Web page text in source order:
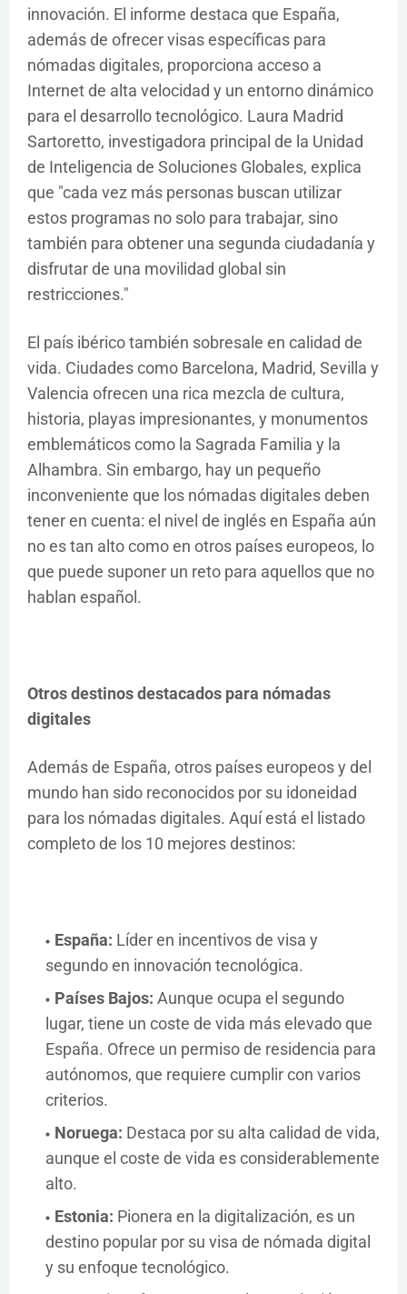
innovación. El informe destaca que España,
además de ofrecer visas específicas para
nómadas digitales, proporciona acceso a
Internet de alta velocidad y un entorno dinámico
para el desarrollo tecnológico. Laura Madrid
Sartoretto, investigadora principal de la Unidad
de Inteligencia de Soluciones Globales, explica
que "cada vez más personas buscan utilizar
estos programas no solo para trabajar, sino
también para obtener una segunda ciudadanía y
disfrutar de una movilidad global sin
restricciones."
El país ibérico también sobresale en calidad de
vida. Ciudades como Barcelona, Madrid, Sevilla y
Valencia ofrecen una rica mezcla de cultura,
historia, playas impresionantes, y monumentos
emblemáticos como la Sagrada Familia y la
Alhambra. Sin embargo, hay un pequeño
inconveniente que los nómadas digitales deben
tener en cuenta: el nivel de inglés en España aún
no es tan alto como en otros países europeos, lo
que puede suponer un reto para aquellos que no
hablan español.
Otros destinos destacados para nómadas
digitales
Además de España, otros países europeos y del
mundo han sido reconocidos por su idoneidad
para los nómadas digitales. Aquí está el listado
completo de los 10 mejores destinos:
España: Líder en incentivos de visa y
segundo en innovación tecnológica.
Países Bajos: Aunque ocupa el segundo
lugar, tiene un coste de vida más elevado que
España. Ofrece un permiso de residencia para
autónomos, que requiere cumplir con varios
criterios.
Noruega: Destaca por su alta calidad de vida,
aunque el coste de vida es considerablemente
alto.
Estonia: Pionera en la digitalización, es un
destino popular por su visa de nómada digital
y su enfoque tecnológico.